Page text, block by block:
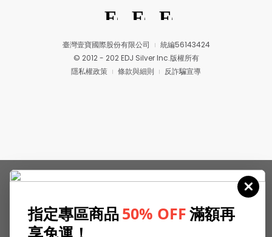
臺灣壹寶國際股份有限公司
統編56143424
© 2012 - 202 EDJ Silver Inc.版權所有
隱私權政策
條款與細則 反詐騙宣導
指定專區商品50% OFF滿額再
享免運！